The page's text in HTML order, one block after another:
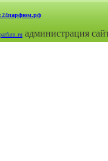
администрация